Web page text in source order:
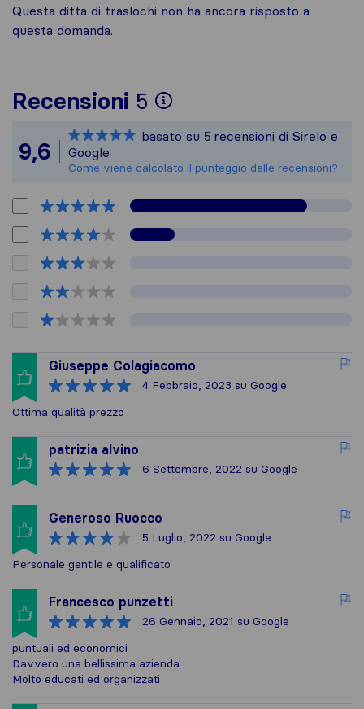
Questa ditta di traslochi non ha ancora risposto a
questa domanda.
Recensioni 5
Per avere un
Tutte le recensioni
9,6
basato su 5 recensioni di Sirelo e
Google
Come viene calcolato il punteggio delle recensioni?
Giuseppe Colagiacomo
4 Febbraio, 2023 su Google
Ottima qualità prezzo
patrizia alvino
6 Settembre, 2022 su Google
Generoso Ruocco
5 Luglio, 2022 su Google
Personale gentile e qualificato
Francesco punzetti
26 Gennaio, 2021 su Google
puntuali ed economici
Davvero una bellissima azienda
Molto educati ed organizzati